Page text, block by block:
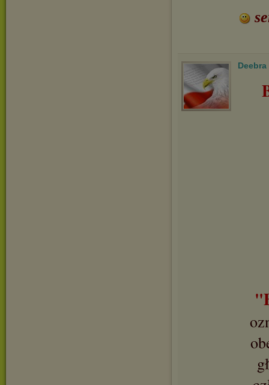
Deebra